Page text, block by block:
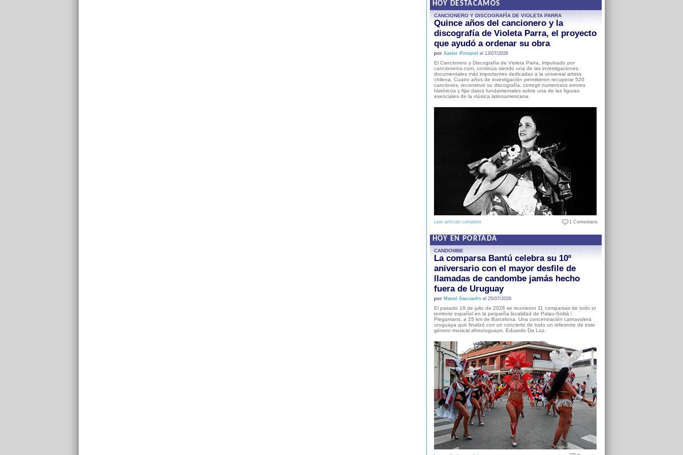
HOY DESTACAMOS
CANCIONERO Y DISCOGRAFÍA DE VIOLETA PARRA
Quince años del cancionero y la
discografía de Violeta Parra, el proyecto
que ayudó a ordenar su obra
por Xavier Pintanel el 13/07/2026
El Cancionero y Discografía de Violeta Parra, impulsado por
cancioneros.com, continúa siendo una de las investigaciones
documentales más importantes dedicadas a la universal artista
chilena. Cuatro años de investigación permitieron recuperar 520
canciones, reconstruir su discografía, corregir numerosos errores
históricos y fijar datos fundamentales sobre una de las figuras
esenciales de la música latinoamericana.
Leer artículo completo 1 Comentario
HOY EN PORTADA
CANDOMBE
La comparsa Bantú celebra su 10º
aniversario con el mayor desfile de
llamadas de candombe jamás hecho
fuera de Uruguay
por Manel Gausachsel 25/07/2026
El pasado 18 de julio de 2026 se reunieron 11 comparsas de todo el
territorio español en la pequeña localidad de Palau-Solità i
Plegamans, a 25 km de Barcelona. Una concentración carnavalera
uruguaya que finalizó con un concierto de todo un referente de este
género musical afrouruguayo, Eduardo Da Luz.